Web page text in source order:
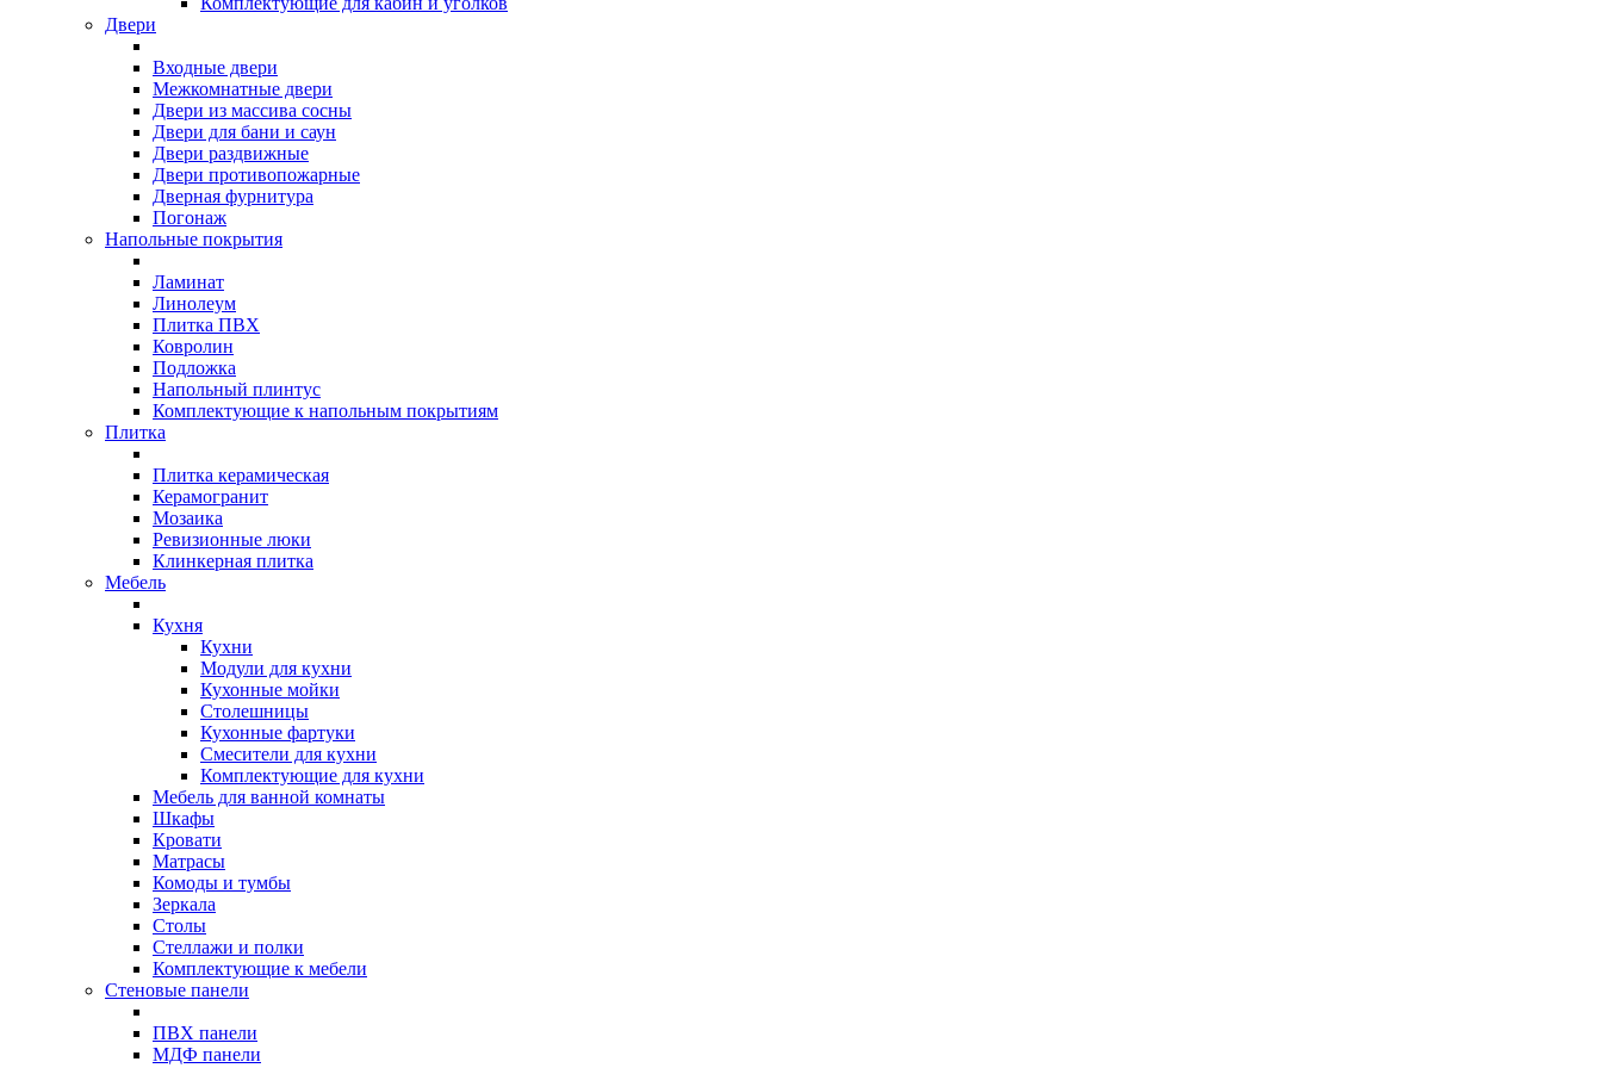
Двери
Входные двери
Межкомнатные двери
Двери из массива сосны
Двери для бани и саун
Двери раздвижные
Двери противопожарные
Дверная фурнитура
Погонаж
Напольные покрытия
Ламинат
Линолеум
Плитка ПВХ
Ковролин
Подложка
Напольный плинтус
Комплектующие к напольным покрытиям
Плитка
Плитка керамическая
Керамогранит
Мозаика
Ревизионные люки
Клинкерная плитка
Мебель
Кухня
Кухни
Модули для кухни
Кухонные мойки
Столешницы
Кухонные фартуки
Смесители для кухни
Комплектующие для кухни
Мебель для ванной комнаты
Шкафы
Кровати
Матрасы
Комоды и тумбы
Зеркала
Столы
Стеллажи и полки
Комплектующие к мебели
Стеновые панели
ПВХ панели
МДФ панели